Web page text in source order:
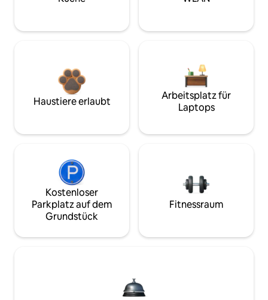
Haustiere erlaubt
Arbeitsplatz für
Laptops
Kostenloser
Parkplatz auf dem
Grundstück
Fitnessraum